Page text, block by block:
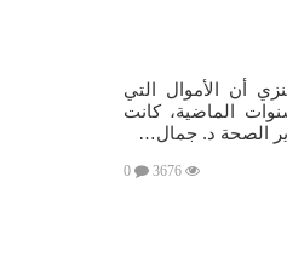
أن الأموال التي
الماضية، كانت
الصحة د. جمال…